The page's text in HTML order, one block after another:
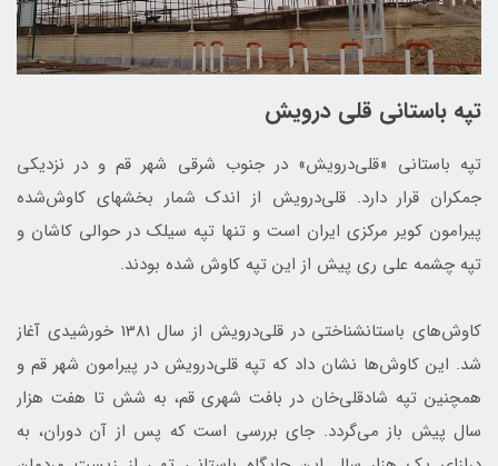
تپه باستانی قلی درویش
تپه باستانی «قلی‌درویش» در جنوب شرقی شهر قم و در نزدیکی
جمکران قرار دارد. قلی‌درویش از اندک شمار بخش­های کاوش‌شده
پیرامون کویر مرکزی ایران است و تنها تپه سیلک در حوالی کاشان و
تپه چشمه علی ری پیش از این تپه کاوش شده بودند.
کاوش‌های باستان‎شناختی در قلی‌درویش از سال 1381 خورشیدی آغاز
شد. این کاوش‌ها نشان داد که تپه قلی‌درویش در پیرامون شهر قم و
همچنین تپه شادقلی‌خان در بافت شهری قم، به شش تا هفت هزار
سال پیش باز می‌گردد. جای بررسی است که پس از آن دوران، به